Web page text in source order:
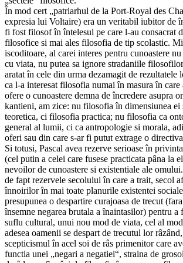
În mod cert „patriarhul de la Port-Royal des
expresia lui Voltaire) era un veritabil iubitor de
fi fost filosof în întelesul pe care l-au consacrat
filosofice si mai ales filosofia de tip scolastic.
iscoditoare, al carei interes pentru cunoastere nu
cu viata, nu putea sa ignore stradaniile
aratat în cele din urma dezamagit de rezultatele
ca l-a interesat filosofia numai în masura în care
ofere o cunoastere demna de încredere asupra
kantieni, am zice: nu filosofia în dimensiunea ei
teoretica, ci filosofia practica; nu filosofia ca
general al lumii, ci ca antropologie si morala,
oferi sau din care s-ar fi putut extrage o
Si totusi, Pascal avea rezerve serioase în
(cel putin a celei care fusese practicata pâna la
nevoilor de cunoastere si existentiale ale
de fapt rezervele secolului în care a trait, secol
înnoirilor în mai toate planurile existentei
presupunea o despartire curajoasa de trecut (fara
însemne negarea brutala a înaintasilor) pentru a
suflu cultural, unui nou mod de viata, cel al
adesea oamenii se despart de trecutul lor
scepticismul în acel soi de râs primenitor care
functia unei „negari a negatiei“, straina de